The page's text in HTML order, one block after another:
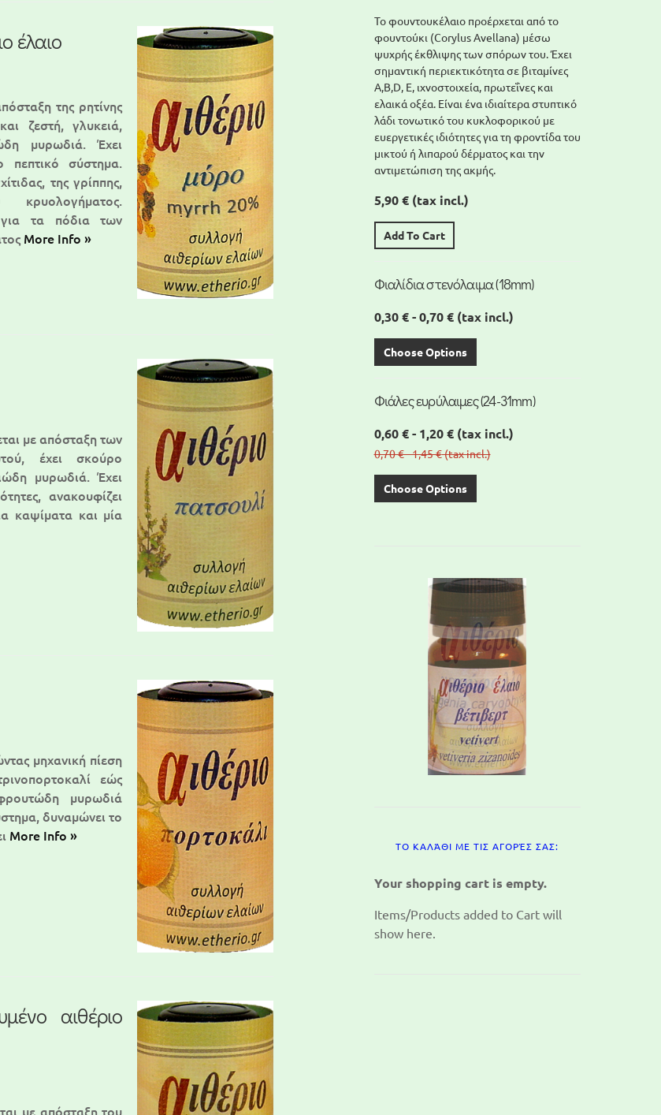
έλαιο
της ρητίνης
ζεστή, γλυκειά,
μυρωδιά. Έχει
πεπτικό σύστημα.
της γρίππης,
για τα πόδια των
More Info »
με απόσταξη των
έχει σκούρο
μυρωδιά. Έχει
ανακουφίζει
καψίματα και μία
μηχανική πίεση
εώς
μυρωδιά
δυναμώνει το
More Info »
αιθέριο
με απόσταξη του
Το φουντουκέλαιο προέρχεται από το
φουντούκι (Corylus Avellana) μέσω
ψυχρής έκθλιψης των σπόρων του. Έχει
σημαντική περιεκτικότητα σε βιταμίνες
A,Β,D, Ε, ιχνοστοιχεία, πρωτεΐνες και
ελαικά οξέα. Είναι ένα ιδιαίτερα στυπτικό
λάδι τονωτικό του κυκλοφορικού με
ευεργετικές ιδιότητες για τη φροντίδα του
μικτού ή λιπαρού δέρματος και την
αντιμετώπιση της ακμής.
5,90 €(tax incl.)
Add To Cart
Φιαλίδια στενόλαιμα (18mm)
0,30 € - 0,70 €(tax incl.)
Choose Options
Φιάλες ευρύλαιμες (24-31mm)
0,60 € - 1,20 €(tax incl.)
0,70 € - 1,45 €(tax incl.)
Choose Options
ΤΟ ΚΑΛΆΘΙ ΜΕ ΤΙΣ ΑΓΟΡΈΣ ΣΑΣ:
Your shopping cart is empty.
Items/Products added to Cart will
show here.